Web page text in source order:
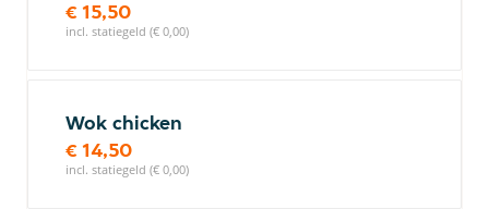
€ 15,50
incl. statiegeld (€ 0,00)
Wok chicken
€ 14,50
incl. statiegeld (€ 0,00)